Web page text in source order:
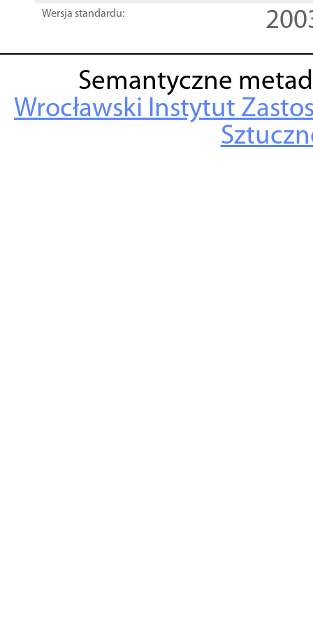
Wersja standardu:
Semantyczne
Wrocławski Instytut